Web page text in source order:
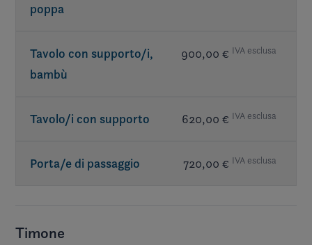
poppa
Tavolo con supporto/i,
bambù
900,00 € IVA esclusa
Tavolo/i con supporto 620,00 € IVA esclusa
Porta/e di passaggio 720,00 € IVA esclusa
Timone